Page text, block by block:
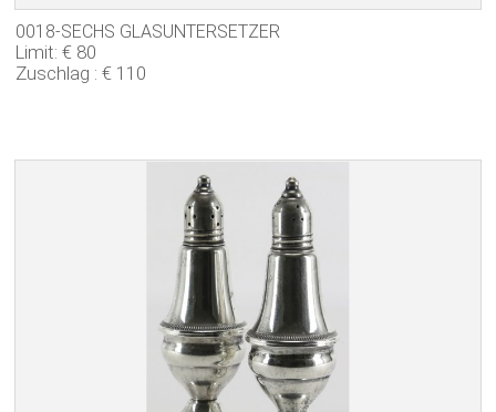
0018-SECHS GLASUNTERSETZER
Limit: € 80
Zuschlag : € 110